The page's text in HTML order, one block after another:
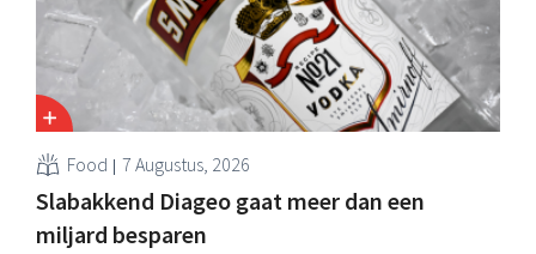
Food 7 Augustus, 2026
Slabakkend Diageo gaat meer dan een
miljard besparen